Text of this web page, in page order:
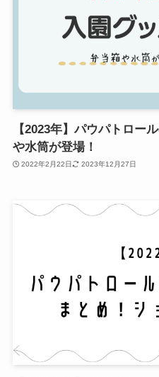
【2023年】パウパトロー
や水筒が登場！
2022年2月22日 2023年12月27日